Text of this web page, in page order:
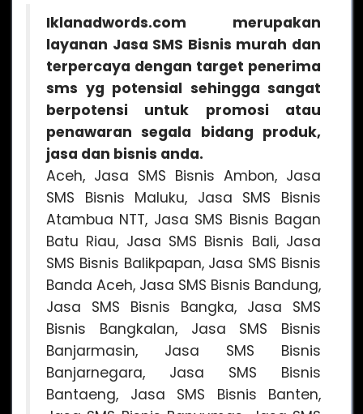
Iklanadwords.com merupakan
layanan Jasa SMS Bisnis murah dan
terpercaya dengan target penerima
sms yg potensial sehingga sangat
berpotensi untuk promosi atau
penawaran segala bidang produk,
jasa dan bisnis anda.
Aceh, Jasa SMS Bisnis Ambon, Jasa
SMS Bisnis Maluku, Jasa SMS Bisnis
Atambua NTT, Jasa SMS Bisnis Bagan
Batu Riau, Jasa SMS Bisnis Bali, Jasa
SMS Bisnis Balikpapan, Jasa SMS Bisnis
Banda Aceh, Jasa SMS Bisnis Bandung,
Jasa SMS Bisnis Bangka, Jasa SMS
Bisnis Bangkalan, Jasa SMS Bisnis
Banjarmasin, Jasa SMS Bisnis
Banjarnegara, Jasa SMS Bisnis
Bantaeng, Jasa SMS Bisnis Banten,